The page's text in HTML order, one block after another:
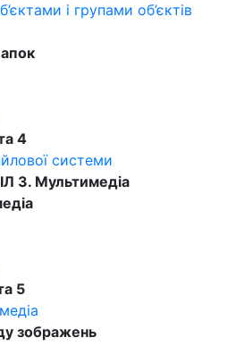
і групами об’єктів
4
системи
3. Мультимедіа
5
зображень